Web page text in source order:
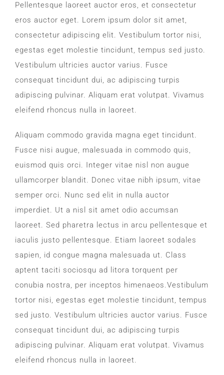
PATIENT RESOURCES
CONTACT
Pellentesque laoreet auctor eros, et consectetur
eros auctor eget. Lorem ipsum dolor sit amet,
consectetur adipiscing elit. Vestibulum tortor nisi,
egestas eget molestie tincidunt, tempus sed justo.
Vestibulum ultricies auctor varius. Fusce
consequat tincidunt dui, ac adipiscing turpis
adipiscing pulvinar. Aliquam erat volutpat. Vivamus
eleifend rhoncus nulla in laoreet.
Aliquam commodo gravida magna eget tincidunt.
Fusce nisi augue, malesuada in commodo quis,
euismod quis orci. Integer vitae nisl non augue
ullamcorper blandit. Donec vitae nibh ipsum, vitae
semper orci. Nunc sed elit in nulla auctor
imperdiet. Ut a nisl sit amet odio accumsan
laoreet. Sed pharetra lectus in arcu pellentesque et
iaculis justo pellentesque. Etiam laoreet sodales
sapien, id congue magna malesuada ut. Class
aptent taciti sociosqu ad litora torquent per
conubia nostra, per inceptos himenaeos.Vestibulum
tortor nisi, egestas eget molestie tincidunt, tempus
sed justo. Vestibulum ultricies auctor varius. Fusce
consequat tincidunt dui, ac adipiscing turpis
adipiscing pulvinar. Aliquam erat volutpat. Vivamus
eleifend rhoncus nulla in laoreet.